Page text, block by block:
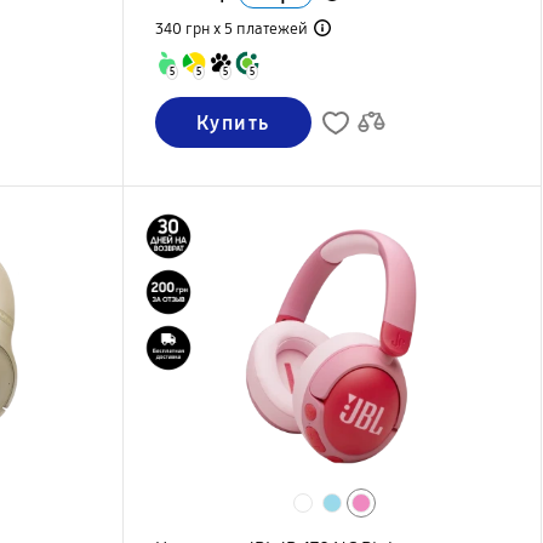
340 грн х 5 платежей
5 5 5 5
Купить